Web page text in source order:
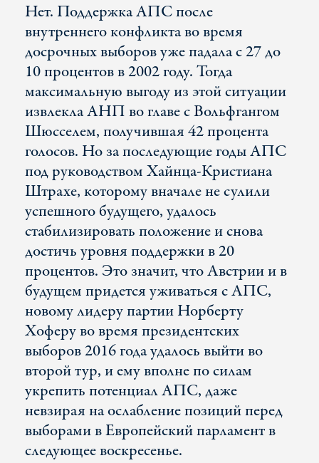
Нет. Поддержка АПС после
внутреннего конфликта во время
досрочных выборов уже падала с 27 до
10 процентов в 2002 году. Тогда
максимальную выгоду из этой ситуации
извлекла АНП во главе с Вольфгангом
Шюсселем, получившая 42 процента
голосов. Но за последующие годы АПС
под руководством Хайнца-Кристиана
Штрахе, которому вначале не сулили
успешного будущего, удалось
стабилизировать положение и снова
достичь уровня поддержки в 20
процентов. Это значит, что Австрии и в
будущем придется уживаться с АПС,
новому лидеру партии Норберту
Хоферу во время президентских
выборов 2016 года удалось выйти во
второй тур, и ему вполне по силам
укрепить потенциал АПС, даже
невзирая на ослабление позиций перед
выборами в Европейский парламент в
следующее воскресенье.